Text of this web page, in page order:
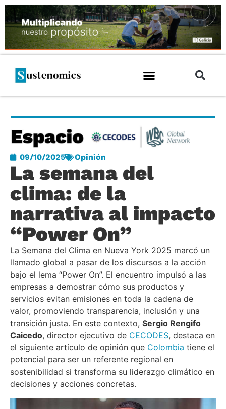
09/10/2025 Opinión
La semana del
clima: de la
narrativa al impacto
“Power On”
La Semana del Clima en Nueva York 2025 marcó un
llamado global a pasar de los discursos a la acción
bajo el lema “Power On”. El encuentro impulsó a las
empresas a demostrar cómo sus productos y
servicios evitan emisiones en toda la cadena de
valor, promoviendo transparencia, inclusión y una
transición justa. En este contexto, Sergio Rengifo
Caicedo, director ejecutivo de CECODES, destaca en
el siguiente artículo de opinión que Colombia tiene el
potencial para ser un referente regional en
sostenibilidad si transforma su liderazgo climático en
decisiones y acciones concretas.